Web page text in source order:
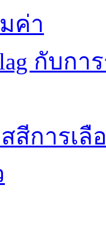
ค่า
กับก
สีการเลื